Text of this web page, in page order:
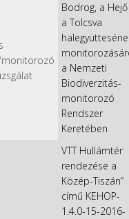
Bodrog, a
a Tolcsva
a Nemzeti
Biodiverzitás-
monitorozó
Rendszer
Keretében
VTT Hullámtér
rendezése a
Közép-Tiszán”
című KEHOP-
1.4.0-15-2016-